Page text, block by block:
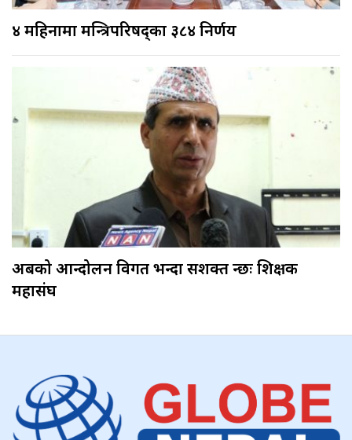
४ महिनामा मन्त्रिपरिषद्का ३८४ निर्णय
अबको आन्दोलन विगत भन्दा सशक्त हुन्छः शिक्षक
महासंघ